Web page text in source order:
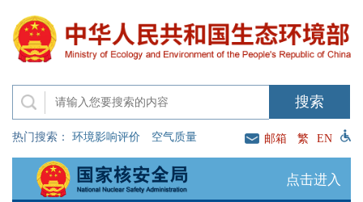
热门搜索： 环境影响评价 空气质量 邮箱 繁 EN
点击进入